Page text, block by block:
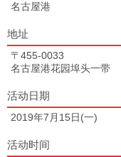
名古屋港
地址
〒455-0033
名古屋港花园埠头一带
活动日期
2019年7月15日(一)
活动时间